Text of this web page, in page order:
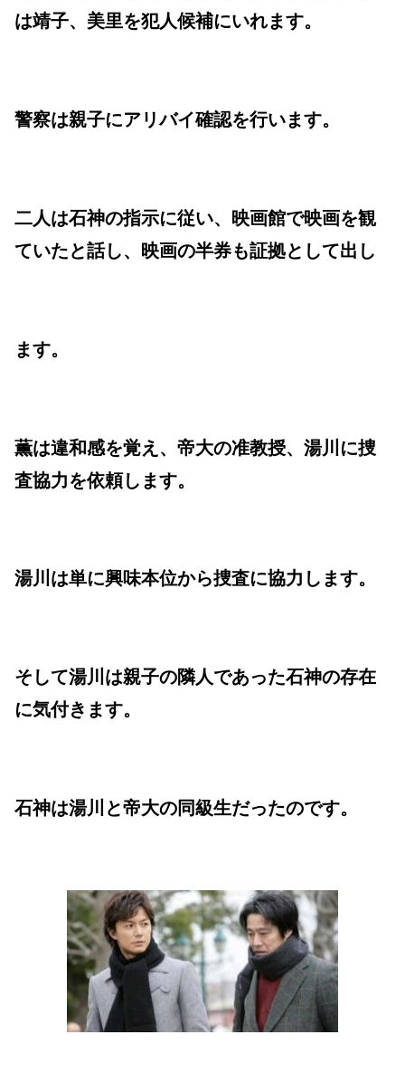
は靖子、美里を犯人候補にいれます。
警察は親子にアリバイ確認を行います。
二人は石神の指示に従い、映画館で映画を観
ていたと話し、映画の半券も証拠として出し
ます。
薫は違和感を覚え、帝大の准教授、湯川に捜
査協力を依頼します。
湯川は単に興味本位から捜査に協力します。
そして湯川は親子の隣人であった石神の存在
に気付きます。
石神は湯川と帝大の同級生だったのです。